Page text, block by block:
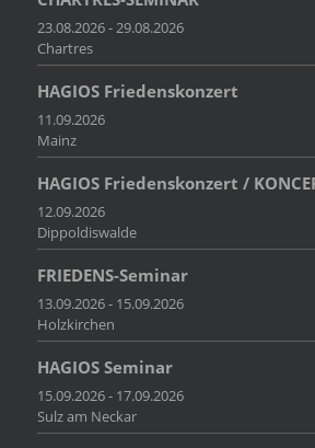
23.08.2026 - 29.08.2026
Chartres
HAGIOS Friedenskonzert
11.09.2026
Mainz
HAGIOS Friedenskonzert /
12.09.2026
Dippoldiswalde
FRIEDENS-Seminar
13.09.2026 - 15.09.2026
Holzkirchen
HAGIOS Seminar
15.09.2026 - 17.09.2026
Sulz am Neckar